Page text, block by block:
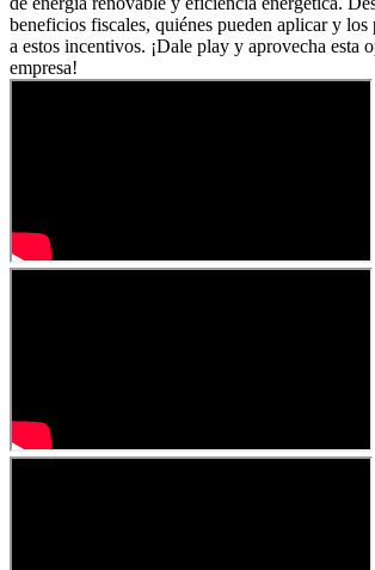
beneficios fiscales, quiénes pueden aplicar y los
a estos incentivos. ¡Dale play y aprovecha esta
empresa!